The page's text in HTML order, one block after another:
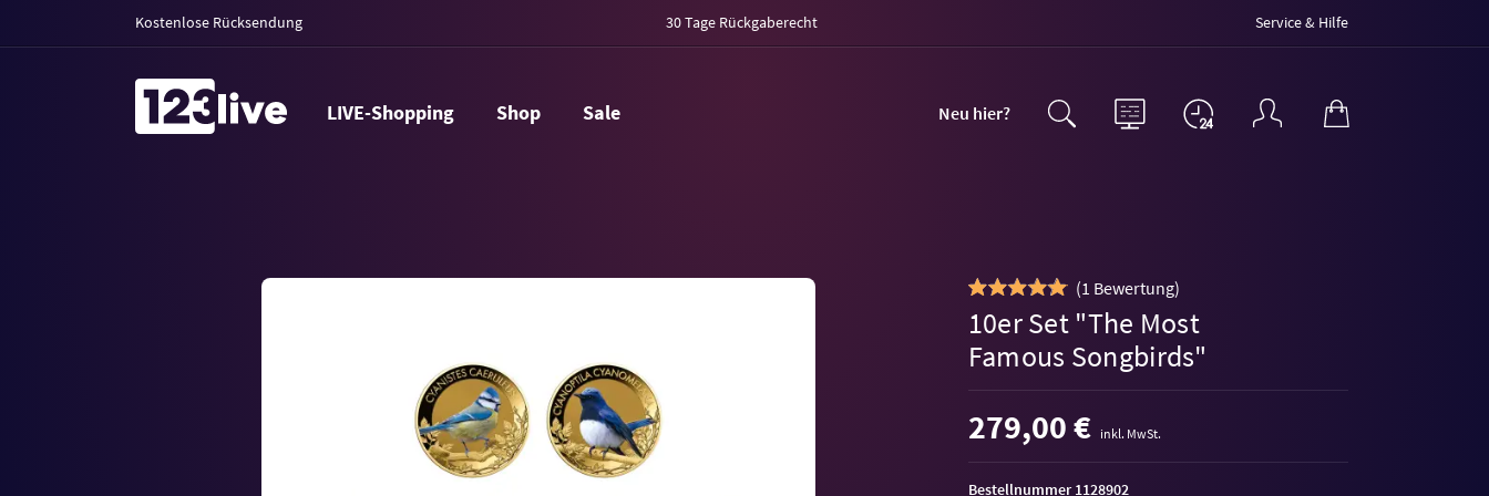
Kostenlose Rücksendung 30 Tage Rückgaberecht Service & Hilfe
LIVE-Shopping Shop Sale Neu hier?
(1 Bewertung)
10er Set "The Most
Famous Songbirds"
279,00 € inkl. MwSt.
Bestellnummer 1128902